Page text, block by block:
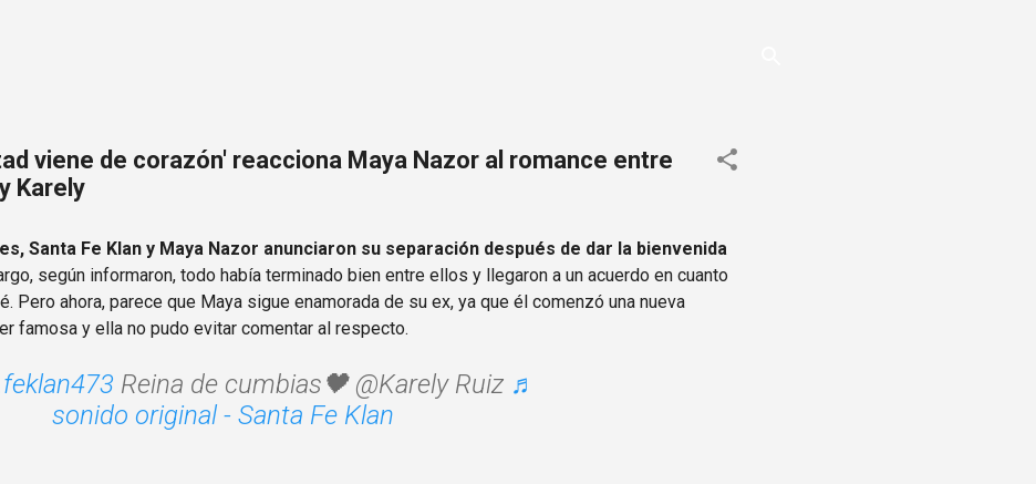
viene de corazón' reacciona Maya Nazor al romance entre
Karely
Santa Fe Klan y Maya Nazor anunciaron su separación después de dar la bienvenida
según informaron, todo había terminado bien entre ellos y llegaron a un acuerdo en cuanto
Pero ahora, parece que Maya sigue enamorada de su ex, ya que él comenzó una nueva
famosa y ella no pudo evitar comentar al respecto.
Reina de cumbias🖤 @Karely Ruiz ♬
sonido original - Santa Fe Klan